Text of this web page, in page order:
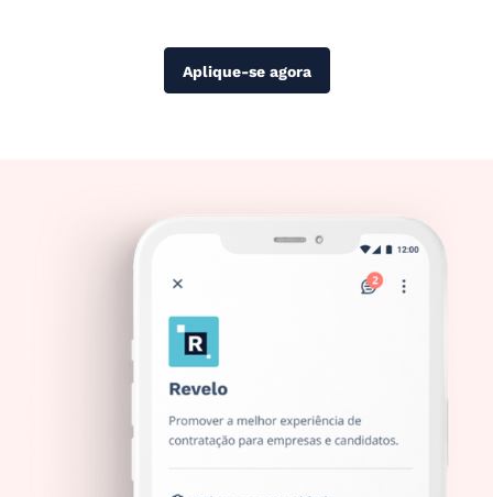
Aplique-se agora